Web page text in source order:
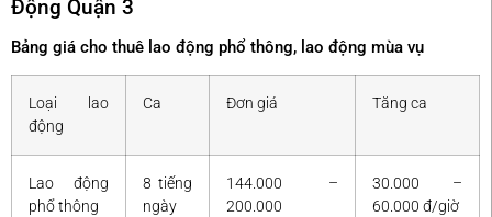
Động Quận 3
Bảng giá cho thuê lao động phổ thông, lao động mùa vụ
Loại lao
động
Ca Đơn giá Tăng ca
Lao động
phổ thông
8 tiếng
ngày
144.000 –
200.000
30.000 –
60.000 đ/giờ